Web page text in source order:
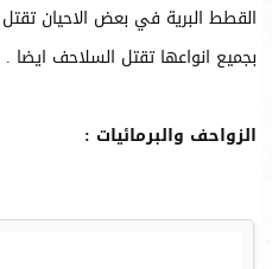
القطط البرية في بعض الاحيان
بجميع انواعها تقتل السلاحف ايضا .
الزواحف والبرمائيات :